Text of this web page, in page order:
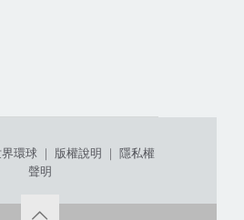
環球 ｜ 版權說明 ｜ 隱私權
聲明